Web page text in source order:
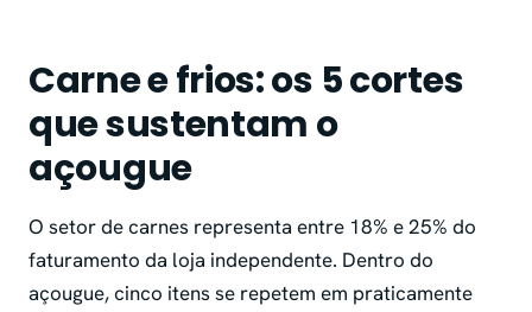
Carne e frios: os 5 cortes
que sustentam o
açougue
O setor de carnes representa entre 18% e 25% do
faturamento da loja independente. Dentro do
açougue, cinco itens se repetem em praticamente